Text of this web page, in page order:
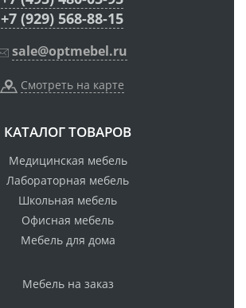
+7 (929) 568-88-15
sale@optmebel.ru
Смотреть на карте
КАТАЛОГ ТОВАРОВ
Медицинская мебель
Лабораторная мебель
Школьная мебель
Офисная мебель
Мебель для дома
Мебель на заказ